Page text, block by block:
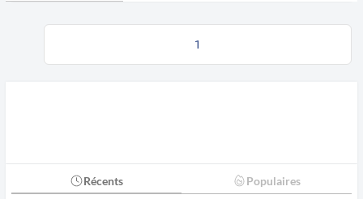
1
Récents Populaires